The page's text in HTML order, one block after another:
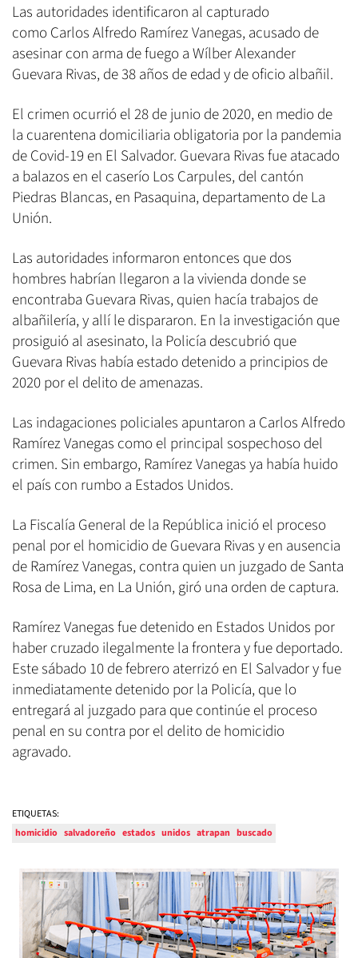
Las autoridades identificaron al capturado
como Carlos Alfredo Ramírez Vanegas, acusado de
asesinar con arma de fuego a Wílber Alexander
Guevara Rivas, de 38 años de edad y de oficio albañil.
El crimen ocurrió el 28 de junio de 2020, en medio de
la cuarentena domiciliaria obligatoria por la pandemia
de Covid-19 en El Salvador. Guevara Rivas fue atacado
a balazos en el caserío Los Carpules, del cantón
Piedras Blancas, en Pasaquina, departamento de La
Unión.
Las autoridades informaron entonces que dos
hombres habrían llegaron a la vivienda donde se
encontraba Guevara Rivas, quien hacía trabajos de
albañilería, y allí le dispararon. En la investigación que
prosiguió al asesinato, la Policía descubrió que
Guevara Rivas había estado detenido a principios de
2020 por el delito de amenazas.
Las indagaciones policiales apuntaron a Carlos Alfredo
Ramírez Vanegas como el principal sospechoso del
crimen. Sin embargo, Ramírez Vanegas ya había huido
el país con rumbo a Estados Unidos.
La Fiscalía General de la República inició el proceso
penal por el homicidio de Guevara Rivas y en ausencia
de Ramírez Vanegas, contra quien un juzgado de Santa
Rosa de Lima, en La Unión, giró una orden de captura.
Ramírez Vanegas fue detenido en Estados Unidos por
haber cruzado ilegalmente la frontera y fue deportado.
Este sábado 10 de febrero aterrizó en El Salvador y fue
inmediatamente detenido por la Policía, que lo
entregará al juzgado para que continúe el proceso
penal en su contra por el delito de homicidio
agravado.
ETIQUETAS:
homicidio salvadoreño estados unidos atrapan buscado